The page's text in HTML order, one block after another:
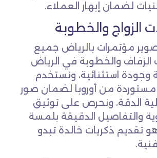
لضمان إبهار العملاء.
الزواج والخطوبة
مؤتمرات بالرياض جميع
والخطوبة في الرياض
وجودة استثنائية، ونستخدم
مستوردة من أوروبا لضمان صور
الدقة، ونحرص على توثيق
والتفاصيل الدقيقة بلمسة
تقديم ذكريات خالدة تبدو